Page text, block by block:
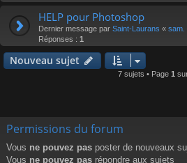
HELP pour Photoshop
Dernier message par Saint-Laurans « sam.
Réponses : 1
Nouveau sujet
7 sujets • Page 1
Permissions du forum
Vous ne pouvez pas poster de nouveaux
Vous ne pouvez pas répondre aux sujets